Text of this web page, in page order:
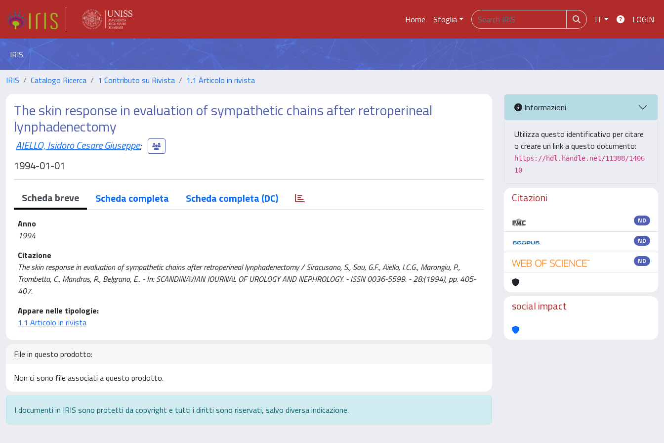
Home Sfoglia IT LOGIN
IRIS
IRIS Catalogo Ricerca 1 Contributo su Rivista 1.1 Articolo in rivista
The skin response in evaluation of sympathetic chains after retroperineal
lynphadenectomy
AIELLO, Isidoro Cesare Giuseppe;
1994-01-01
Scheda breve Scheda completa Scheda completa (DC)
Anno
1994
Citazione
The skin response in evaluation of sympathetic chains after retroperineal lynphadenectomy / Siracusano, S., Sau, G.F., Aiello, I.C.G., Marongiu, P.,
Trombetta, C., Mandras, R., Belgrano, E.. - In: SCANDINAVIAN JOURNAL OF UROLOGY AND NEPHROLOGY. - ISSN 0036-5599. - 28:(1994), pp. 405-
407.
Appare nelle tipologie:
1.1 Articolo in rivista
File in questo prodotto:
Non ci sono file associati a questo prodotto.
I documenti in IRIS sono protetti da copyright e tutti i diritti sono riservati, salvo diversa indicazione.
Informazioni
Utilizza questo identificativo per citare
o creare un link a questo documento:
https://hdl.handle.net/11388/1406
10
Citazioni
ND
ND
ND
social impact